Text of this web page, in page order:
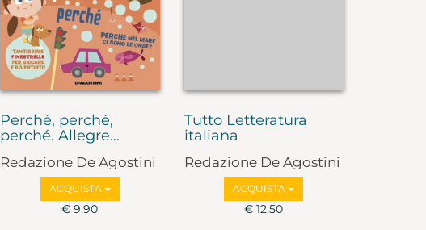
Perché, perché,
perché. Allegre...
Redazione De Agostini
ACQUISTA
€ 9,90
Tutto Letteratura
italiana
Redazione De Agostini
ACQUISTA
€ 12,50